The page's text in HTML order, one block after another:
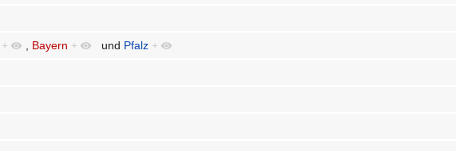
+ , Bayern + und Pfalz +